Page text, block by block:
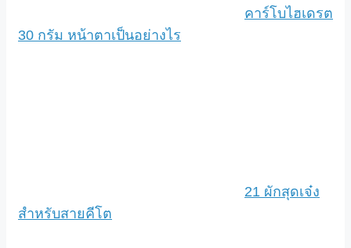
คาร์โบไฮเดรต
30 กรัม หน้าตาเป็นอย่างไร
21 ผักสุดเจ๋ง
สำหรับสายคีโต